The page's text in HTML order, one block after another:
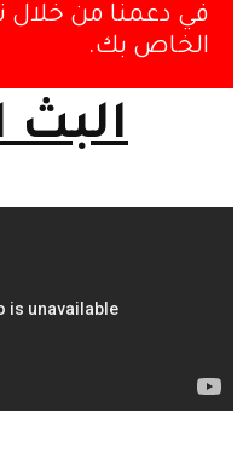
في دعمنا من خلال
الخاص بك.
البث